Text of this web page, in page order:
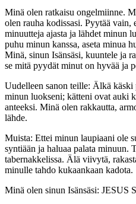
Minä olen ratkaisu ongelmiinne.
olen rauha kodissasi. Pyytää vain,
minuutteja ajasta ja lähdet minun
puhu minun kanssa, aseta minua
Minä, sinun Isänsäsi, kuuntele ja
se mitä pyydät minut on hyvää ja
Uudelleen sanon teille: Älkä käski
minun luokseni; kätteni ovat auki
anteeksi. Minä olen rakkautta,
lähde.
Muista: Ettei minun laupiaani ole
syntiään ja haluaa palata minuun.
tabernakkelissa. Älä viivytä,
minulle tahdo kukaankaan kadota.
Minä olen sinun Isänsäsi: